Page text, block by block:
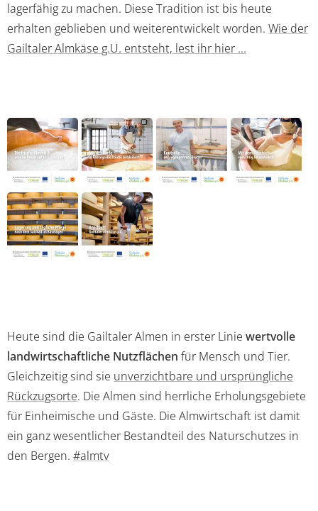
lagerfähig zu machen. Diese Tradition ist bis heute
erhalten geblieben und weiterentwickelt worden. Wie der
Gailtaler Almkäse g.U. entsteht, lest ihr hier ...
Heute sind die Gailtaler Almen in erster Linie wertvolle
landwirtschaftliche Nutzflächen für Mensch und Tier.
Gleichzeitig sind sie unverzichtbare und ursprüngliche
Rückzugsorte. Die Almen sind herrliche Erholungsgebiete
für Einheimische und Gäste. Die Almwirtschaft ist damit
ein ganz wesentlicher Bestandteil des Naturschutzes in
den Bergen. #almtv